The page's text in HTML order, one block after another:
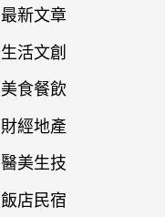
最新文章
生活文創
美食餐飲
財經地產
醫美生技
飯店民宿